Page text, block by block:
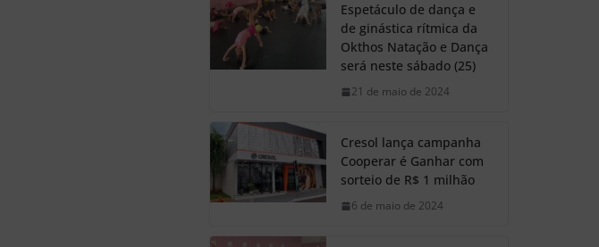
Espetáculo de dança e
de ginástica rítmica da
Okthos Natação e Dança
será neste sábado (25)
21 de maio de 2024
Cresol lança campanha
Cooperar é Ganhar com
sorteio de R$ 1 milhão
6 de maio de 2024